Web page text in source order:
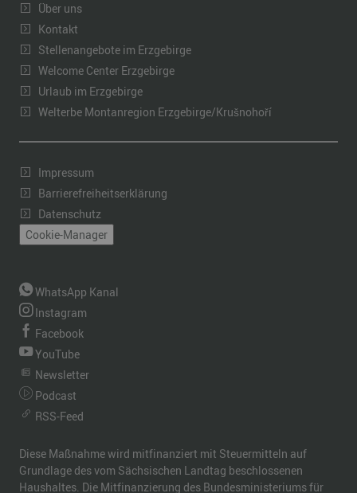
Über uns
Kontakt
Stellenangebote im Erzgebirge
Welcome Center Erzgebirge
Urlaub im Erzgebirge
Welterbe Montanregion Erzgebirge/Krušnohoří
Impressum
Barrierefreiheitserklärung
Datenschutz
Cookie-Manager
WhatsApp Kanal
Instagram
Facebook
YouTube
Newsletter
Podcast
RSS-Feed
Diese Maßnahme wird mitfinanziert mit Steuermitteln auf
Grundlage des vom Sächsischen Landtag beschlossenen
Haushaltes. Die Mitfinanzierung des Bundesministeriums für